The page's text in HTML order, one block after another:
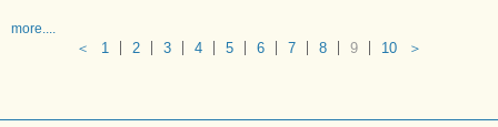
more....
＜ 1 2 3 4 5 6 7 8 9 10 ＞